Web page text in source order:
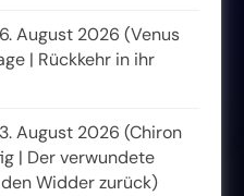
August 2026 (Venus
| Rückkehr in ihr
August 2026 (Chiron
| Der verwundete
Widder zurück)